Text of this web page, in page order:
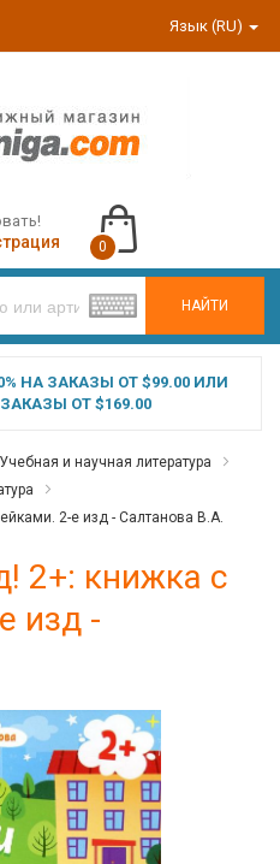
Язык (RU)
НАЙТИ
0
НА ЗАКАЗЫ ОТ $99.00 ИЛИ
ОТ $169.00
Учебная и научная литература
2-е изд - Салтанова В.А.
2+: книжка с
изд -